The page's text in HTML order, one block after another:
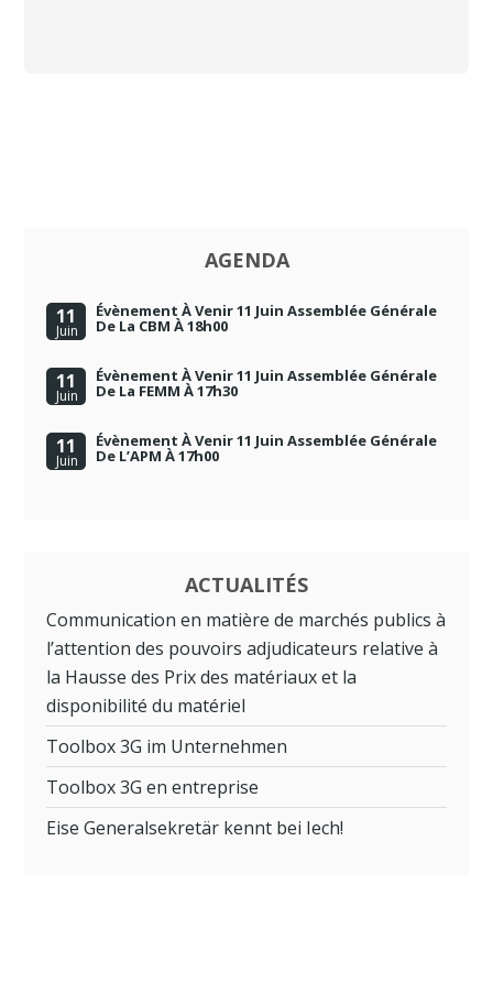
AGENDA
11
Juin
Évènement À Venir 11 Juin Assemblée Générale
De La CBM À 18h00
11
Juin
Évènement À Venir 11 Juin Assemblée Générale
De La FEMM À 17h30
11
Juin
Évènement À Venir 11 Juin Assemblée Générale
De L’APM À 17h00
ACTUALITÉS
Communication en matière de marchés publics à
l’attention des pouvoirs adjudicateurs relative à
la Hausse des Prix des matériaux et la
disponibilité du matériel
Toolbox 3G im Unternehmen
Toolbox 3G en entreprise
Eise Generalsekretär kennt bei Iech!